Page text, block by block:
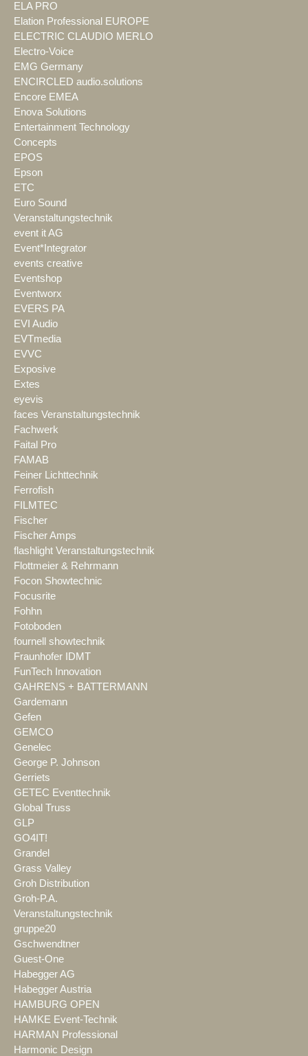
ELA PRO
Elation Professional EUROPE
ELECTRIC CLAUDIO MERLO
Electro-Voice
EMG Germany
ENCIRCLED audio.solutions
Encore EMEA
Enova Solutions
Entertainment Technology
Concepts
EPOS
Epson
ETC
Euro Sound
Veranstaltungstechnik
event it AG
Event*Integrator
events creative
Eventshop
Eventworx
EVERS PA
EVI Audio
EVTmedia
EVVC
Exposive
Extes
eyevis
faces Veranstaltungstechnik
Fachwerk
Faital Pro
FAMAB
Feiner Lichttechnik
Ferrofish
FILMTEC
Fischer
Fischer Amps
flashlight Veranstaltungstechnik
Flottmeier & Rehrmann
Focon Showtechnic
Focusrite
Fohhn
Fotoboden
fournell showtechnik
Fraunhofer IDMT
FunTech Innovation
GAHRENS + BATTERMANN
Gardemann
Gefen
GEMCO
Genelec
George P. Johnson
Gerriets
GETEC Eventtechnik
Global Truss
GLP
GO4IT!
Grandel
Grass Valley
Groh Distribution
Groh-P.A.
Veranstaltungstechnik
gruppe20
Gschwendtner
Guest-One
Habegger AG
Habegger Austria
HAMBURG OPEN
HAMKE Event-Technik
HARMAN Professional
Harmonic Design